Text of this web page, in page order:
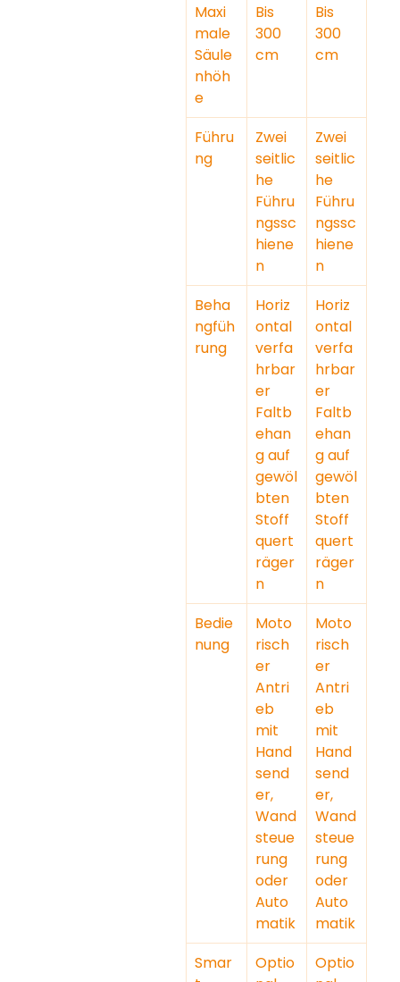
Maxi
male
Säule
nhöh
e
Bis
300
cm
Bis
300
cm
Führu
ng
Zwei
seitlic
he
Führu
ngssc
hiene
n
Zwei
seitlic
he
Führu
ngssc
hiene
n
Beha
ngfüh
rung
Horiz
ontal
verfa
hrbar
er
Faltb
ehan
g auf
gewöl
bten
Stoff
quert
räger
n
Horiz
ontal
verfa
hrbar
er
Faltb
ehan
g auf
gewöl
bten
Stoff
quert
räger
n
Bedie
nung
Moto
risch
er
Antri
eb
mit
Hand
send
er,
Wand
steue
rung
oder
Auto
matik
Moto
risch
er
Antri
eb
mit
Hand
send
er,
Wand
steue
rung
oder
Auto
matik
Smar
Optio
Optio